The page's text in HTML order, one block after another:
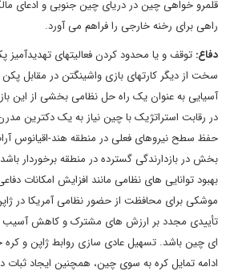
قلمرو خواهی چین در دریای چین جنوبی و ادعای
راهی برای رخنه خارجی را فراهم می آورد.
دفاع: توقف و یا محدود کردن فعالیتهای تهدیدآمیز
سخت از دیگر کارتهای بازی واشینگتن در مقابل
آسیایی به عنوان یک راه حل نظامی بخشی از این
در رقابت استراتژیک با چین نیاز به یک دکترین
حفظ سطح نیروهای فعلی در منطقه هند-اقیانوس
بخش در بازدارندگی گسترده در منطقه برخوردار
بهبود توانایی های نظامی مانند افزایش امکانات
موشکی برای محافظت از حضور نظامی آمریکا در
تأییدی مجدد بر ارزش های مشترک و کاهش آسیب
ای چین باشد. تسهیل عادی سازی روابط ژاپن و کره
ادامه تمایل کره به سوی چین، همچنین ایجاد ثبات